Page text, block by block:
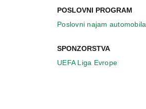
POSLOVNI PROGRAM
Poslovni najam automobila
SPONZORSTVA
UEFA Liga Evrope